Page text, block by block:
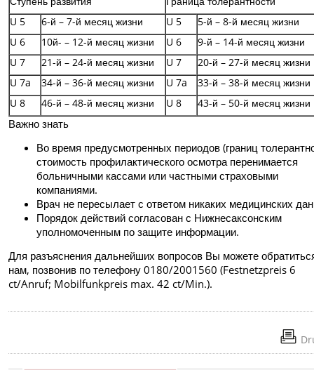
U 5
6-й – 7-й месяц жизни U 5
5-й – 8-й месяц жизни
U 6
10й- – 12-й месяц жизни U 6
9-й – 14-й месяц жизни
U 7
21-й – 24-й месяц жизни U 7
20-й – 27-й месяц жизни
U 7a
34-й – 36-й месяц жизни U 7a
33-й – 38-й месяц жизни
U 8
46-й – 48-й месяц жизни U 8 43-й – 50-й месяц жизни
Важно знать
Во время предусмотренных периодов (границ
стоимость профилактического осмотра перенимается
больничными кассами или частными страховыми
компаниями.
Врач не пересылает с ответом никаких медицинских
Порядок действий согласован с Нижнесаксонским
уполномоченным по защите информации.
Для разъяснения дальнейших вопросов Вы можете
нам, позвонив по телефону 0180/2001560 (Festnetzpreis 6
ct/Anruf; Mobilfunkpreis max. 42 ct/Min.).